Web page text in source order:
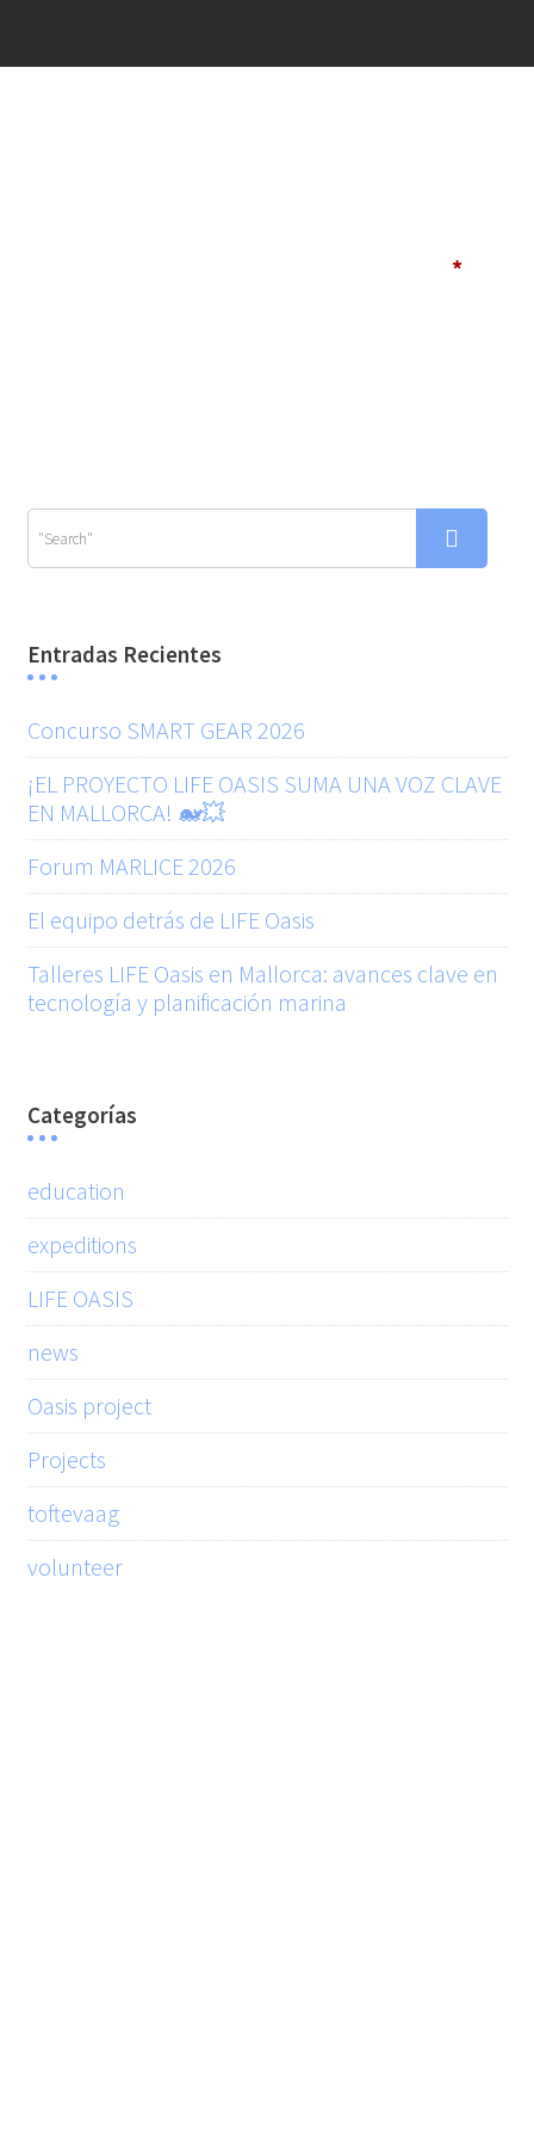
Entradas Recientes
Concurso SMART GEAR 2026
¡EL PROYECTO LIFE OASIS SUMA UNA VOZ CLAVE
EN MALLORCA! 🐋💥
Forum MARLICE 2026
El equipo detrás de LIFE Oasis
Talleres LIFE Oasis en Mallorca: avances clave en
tecnología y planificación marina
Categorías
education
expeditions
LIFE OASIS
news
Oasis project
Projects
toftevaag
volunteer